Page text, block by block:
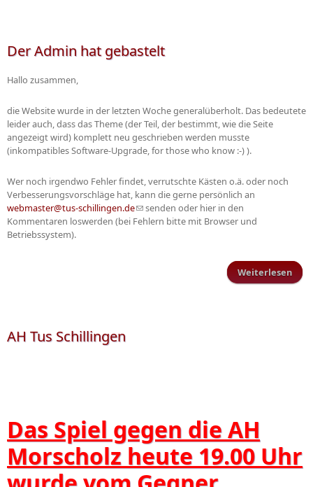
Der Admin hat gebastelt
Hallo zusammen,
die Website wurde in der letzten Woche generalüberholt. Das bedeutete
leider auch, dass das Theme (der Teil, der bestimmt, wie die Seite
angezeigt wird) komplett neu geschrieben werden musste
(inkompatibles Software-Upgrade, for those who know :-) ).
Wer noch irgendwo Fehler findet, verrutschte Kästen o.ä. oder noch
Verbesserungsvorschläge hat, kann die gerne persönlich an
webmaster@tus-schillingen.de(Link sendet E-Mail)
senden oder hier in den
Kommentaren loswerden (bei Fehlern bitte mit Browser und
Betriebssystem).
Weiterlesen
AH Tus Schillingen
Das Spiel gegen die AH
Morscholz heute 19.00 Uhr